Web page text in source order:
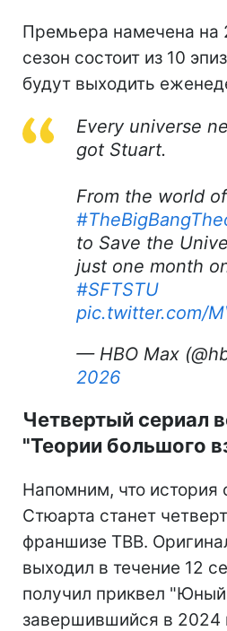
Премьера намечена
сезон состоит из 10
будут выходить
Every universe
got Stuart.
From the world of
to Save the
just one month
#SFTSTU
pic.twitter.com/
— HBO Max
2026
Четвертый сериал
"Теории большого
Напомним, что история
Стюарта станет
франшизе ТВВ.
выходил в течение 12
получил приквел
завершившийся в 2024